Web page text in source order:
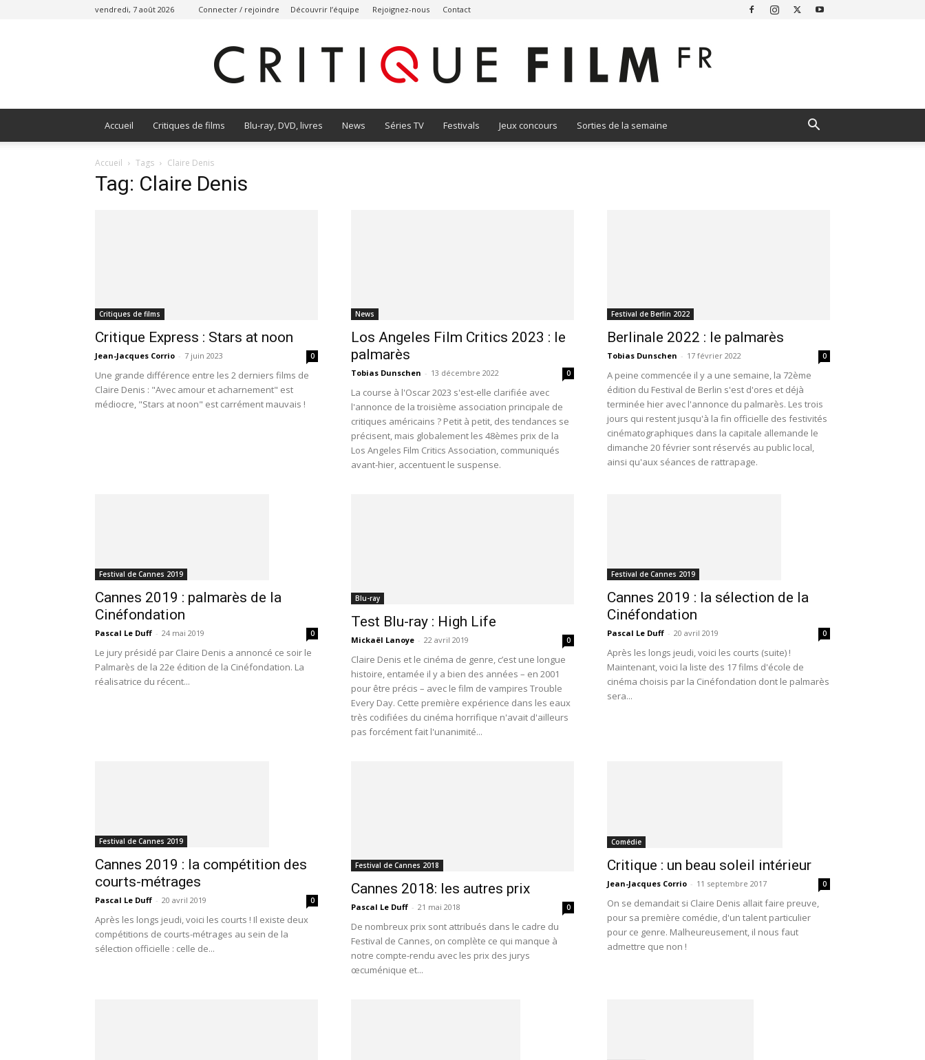
vendredi, 7 août 2026 Connecter / rejoindre Découvrir l’équipe Rejoignez-nous Contact
Accueil Critiques de films Blu-ray, DVD, livres News Séries TV Festivals Jeux concours Sorties de la semaine
Accueil Tags Claire Denis
Tag: Claire Denis
Critiques de films
Critique Express : Stars at noon
Jean-Jacques Corrio - 7 juin 2023 0
Une grande différence entre les 2 derniers films de
Claire Denis : "Avec amour et acharnement" est
médiocre, "Stars at noon" est carrément mauvais !
News
Los Angeles Film Critics 2023 : le
palmarès
Tobias Dunschen - 13 décembre 2022 0
La course à l'Oscar 2023 s'est-elle clarifiée avec
l'annonce de la troisième association principale de
critiques américains ? Petit à petit, des tendances se
précisent, mais globalement les 48èmes prix de la
Los Angeles Film Critics Association, communiqués
avant-hier, accentuent le suspense.
Festival de Berlin 2022
Berlinale 2022 : le palmarès
Tobias Dunschen - 17 février 2022 0
A peine commencée il y a une semaine, la 72ème
édition du Festival de Berlin s'est d'ores et déjà
terminée hier avec l'annonce du palmarès. Les trois
jours qui restent jusqu'à la fin officielle des festivités
cinématographiques dans la capitale allemande le
dimanche 20 février sont réservés au public local,
ainsi qu'aux séances de rattrapage.
Festival de Cannes 2019
Cannes 2019 : palmarès de la
Cinéfondation
Pascal Le Duff - 24 mai 2019 0
Le jury présidé par Claire Denis a annoncé ce soir le
Palmarès de la 22e édition de la Cinéfondation. La
réalisatrice du récent...
Blu-ray
Test Blu-ray : High Life
Mickaël Lanoye - 22 avril 2019 0
Claire Denis et le cinéma de genre, c’est une longue
histoire, entamée il y a bien des années – en 2001
pour être précis – avec le film de vampires Trouble
Every Day. Cette première expérience dans les eaux
très codifiées du cinéma horrifique n'avait d'ailleurs
pas forcément fait l'unanimité...
Festival de Cannes 2019
Cannes 2019 : la sélection de la
Cinéfondation
Pascal Le Duff - 20 avril 2019 0
Après les longs jeudi, voici les courts (suite) !
Maintenant, voici la liste des 17 films d'école de
cinéma choisis par la Cinéfondation dont le palmarès
sera...
Festival de Cannes 2019
Cannes 2019 : la compétition des
courts-métrages
Pascal Le Duff - 20 avril 2019 0
Après les longs jeudi, voici les courts ! Il existe deux
compétitions de courts-métrages au sein de la
sélection officielle : celle de...
Festival de Cannes 2018
Cannes 2018: les autres prix
Pascal Le Duff - 21 mai 2018 0
De nombreux prix sont attribués dans le cadre du
Festival de Cannes, on complète ce qui manque à
notre compte-rendu avec les prix des jurys
œcuménique et...
Comédie
Critique : un beau soleil intérieur
Jean-Jacques Corrio - 11 septembre 2017 0
On se demandait si Claire Denis allait faire preuve,
pour sa première comédie, d'un talent particulier
pour ce genre. Malheureusement, il nous faut
admettre que non !